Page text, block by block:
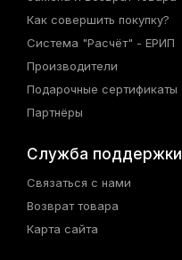
Как совершить покупку?
Система "Расчёт" - ЕРИП
Производители
Подарочные сертификаты
Партнёры
Служба поддержки
Связаться с нами
Возврат товара
Карта сайта